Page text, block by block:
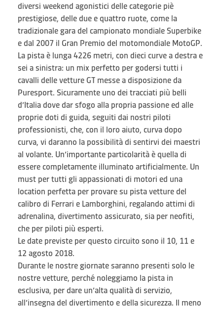
diversi weekend agonistici delle categorie piè
prestigiose, delle due e quattro ruote, come la
tradizionale gara del campionato mondiale Superbike
e dal 2007 il Gran Premio del motomondiale MotoGP.
La pista è lunga 4226 metri, con dieci curve a destra e
sei a sinistra: un mix perfetto per godersi tutti i
cavalli delle vetture GT messe a disposizione da
Puresport. Sicuramente uno dei tracciati più belli
d’Italia dove dar sfogo alla propria passione ed alle
proprie doti di guida, seguiti dai nostri piloti
professionisti, che, con il loro aiuto, curva dopo
curva, vi daranno la possibilità di sentirvi dei maestri
al volante. Un’importante particolarità è quella di
essere completamente illuminato artificialmente. Un
must per tutti gli appassionati di motori ed una
location perfetta per provare su pista vetture del
calibro di Ferrari e Lamborghini, regalando attimi di
adrenalina, divertimento assicurato, sia per neofiti,
che per piloti più esperti.
Le date previste per questo circuito sono il 10, 11 e
12 agosto 2018.
Durante le nostre giornate saranno presenti solo le
nostre vetture, perché noleggiamo la pista in
esclusiva, per dare un’alta qualità di servizio,
all’insegna del divertimento e della sicurezza. Il meno